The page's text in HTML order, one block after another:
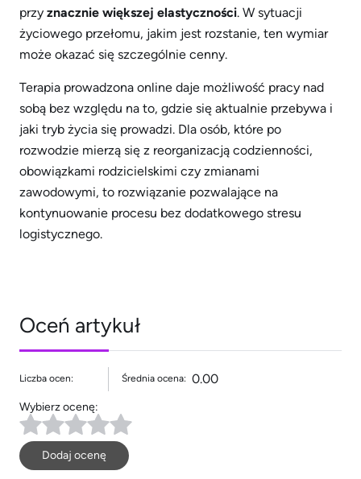
przy znacznie większej elastyczności. W sytuacji
życiowego przełomu, jakim jest rozstanie, ten wymiar
może okazać się szczególnie cenny.
Terapia prowadzona online daje możliwość pracy nad
sobą bez względu na to, gdzie się aktualnie przebywa i
jaki tryb życia się prowadzi. Dla osób, które po
rozwodzie mierzą się z reorganizacją codzienności,
obowiązkami rodzicielskimi czy zmianami
zawodowymi, to rozwiązanie pozwalające na
kontynuowanie procesu bez dodatkowego stresu
logistycznego.
Oceń artykuł
Liczba ocen: Średnia ocena: 0.00
Wybierz ocenę:
Dodaj ocenę